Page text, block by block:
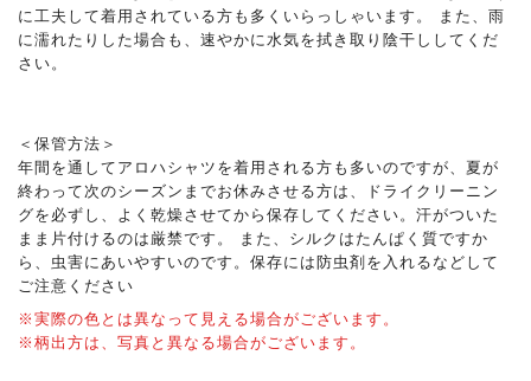
に工夫して着用されている方も多くいらっしゃいます。 また、雨
に濡れたりした場合も、速やかに水気を拭き取り陰干ししてくだ
さい。
＜保管方法＞
年間を通してアロハシャツを着用される方も多いのですが、夏が
終わって次のシーズンまでお休みさせる方は、ドライクリーニン
グを必ずし、よく乾燥させてから保存してください。汗がついた
まま片付けるのは厳禁です。 また、シルクはたんぱく質ですか
ら、虫害にあいやすいのです。保存には防虫剤を入れるなどして
ご注意ください
※実際の色とは異なって見える場合がございます。
※柄出方は、写真と異なる場合がございます。